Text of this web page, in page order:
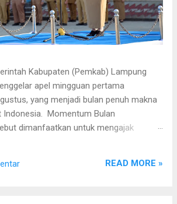
Kabupaten (Pemkab) Lampung
apel mingguan pertama
yang menjadi bulan penuh makna
Indonesia. Momentum Bulan
dimanfaatkan untuk mengajak
semangat pengabdian melalui
masyarakat. Pesan tersebut
READ MORE »